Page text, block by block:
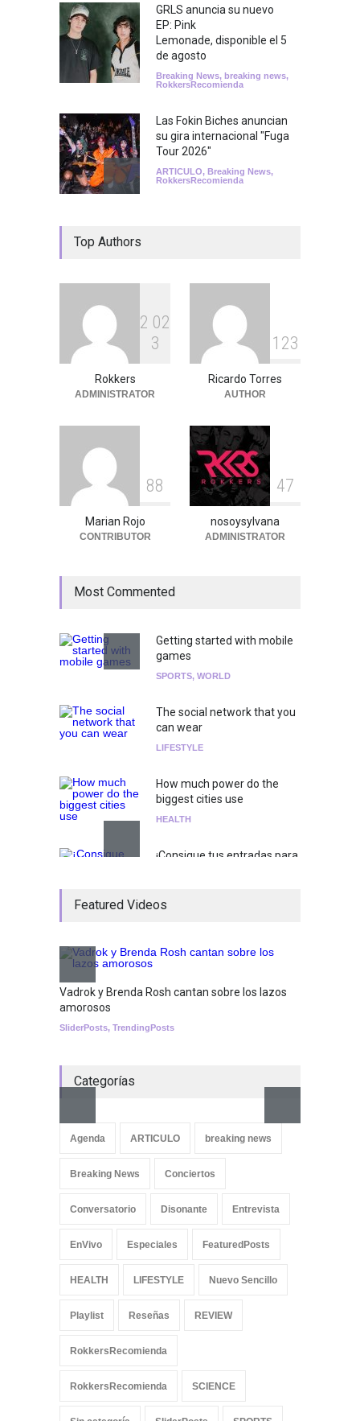
GRLS anuncia su nuevo
EP: Pink
Lemonade, disponible el 5
de agosto
Breaking News, breaking news,
RokkersRecomienda
Las Fokin Biches anuncian
su gira internacional "Fuga
Tour 2026"
ARTICULO, Breaking News,
RokkersRecomienda
Breaking News,Conciertos
Peces Raros anuncia show
en el Auditorio BB de la
Ciudad de México
ARTICULO ,Breaking
Top Authors
2 02
3
Rokkers
ADMINISTRATOR
1 23
Ricardo Torres
AUTHOR
88
Marian Rojo
CONTRIBUTOR
47
nosoysylvana
ADMINISTRATOR
Most Commented
Getting started with mobile
games
SPORTS, WORLD
The social network that you
can wear
LIFESTYLE
How much power do the
biggest cities use
HEALTH
¡Consigue tus entradas para
Tests
Nuclear fusion closer to
Featured Videos
Vadrok y Brenda Rosh cantan sobre los lazos
amorosos
SliderPosts, TrendingPosts
Categorías
Agenda ARTICULO breaking news
Breaking News Conciertos
Conversatorio Disonante Entrevista
EnVivo Especiales FeaturedPosts
HEALTH LIFESTYLE Nuevo Sencillo
Playlist Reseñas REVIEW
RokkersRecomienda
RokkersRecomienda SCIENCE